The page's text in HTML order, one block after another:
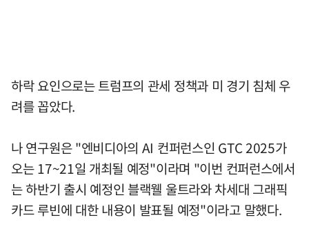
하락 요인으로는 트럼프의 관세 정책과 미 경기 침체 우
려를 꼽았다.
나 연구원은 "엔비디아의 AI 컨퍼런스인 GTC 2025가
오는 17~21일 개최될 예정"이라며 "이번 컨퍼런스에서
는 하반기 출시 예정인 블랙웰 울트라와 차세대 그래픽
카드 루빈에 대한 내용이 발표될 예정"이라고 말했다.